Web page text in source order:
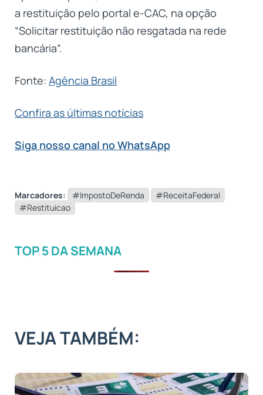
a restituição pelo portal e-CAC, na opção
“Solicitar restituição não resgatada na rede
bancária”.
Fonte: Agência Brasil
Confira as últimas notícias
Siga nosso canal no WhatsApp
Marcadores: #ImpostoDeRenda
#ReceitaFederal
#Restituicao
TOP 5 DA SEMANA
VEJA TAMBÉM: